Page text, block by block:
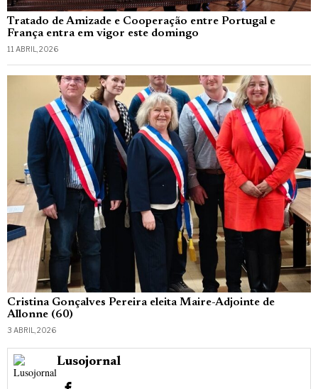
Tratado de Amizade e Cooperação entre Portugal e
França entra em vigor este domingo
11 ABRIL, 2026
Cristina Gonçalves Pereira eleita Maire-Adjointe de
Allonne (60)
3 ABRIL, 2026
Lusojornal